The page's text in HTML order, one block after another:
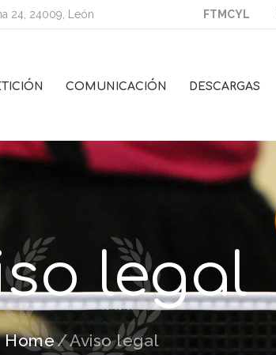
24, 24009, León FTMCYL
COMUNICACIÓN DESCARGAS
legal
Home Aviso legal